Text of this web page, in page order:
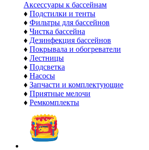
Аксессуары к бассейнам
♦ Подстилки и тенты
♦ Фильтры для бассейнов
♦ Чистка бассейна
♦ Дезинфекция бассейнов
♦ Покрывала и обогреватели
♦ Лестницы
♦ Подсветка
♦ Насосы
♦ Запчасти и комплектующие
♦ Приятные мелочи
♦ Ремкомплекты